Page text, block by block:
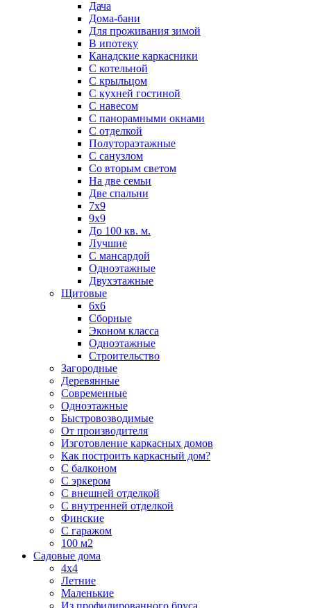
Дача
Дома-бани
Для проживания зимой
В ипотеку
Канадские каркасники
С котельной
С крыльцом
С кухней гостиной
С навесом
С панорамными окнами
С отделкой
Полутораэтажные
С санузлом
Со вторым светом
На две семьи
Две спальни
7х9
9х9
До 100 кв. м.
Лучшие
С мансардой
Одноэтажные
Двухэтажные
Щитовые
6х6
Сборные
Эконом класса
Одноэтажные
Строительство
Загородные
Деревянные
Современные
Одноэтажные
Быстровозводимые
От производителя
Изготовление каркасных домов
Как построить каркасный дом?
С балконом
С эркером
С внешней отделкой
С внутренней отделкой
Финские
С гаражом
100 м2
Садовые дома
4х4
Летние
Маленькие
Из профилированного бруса